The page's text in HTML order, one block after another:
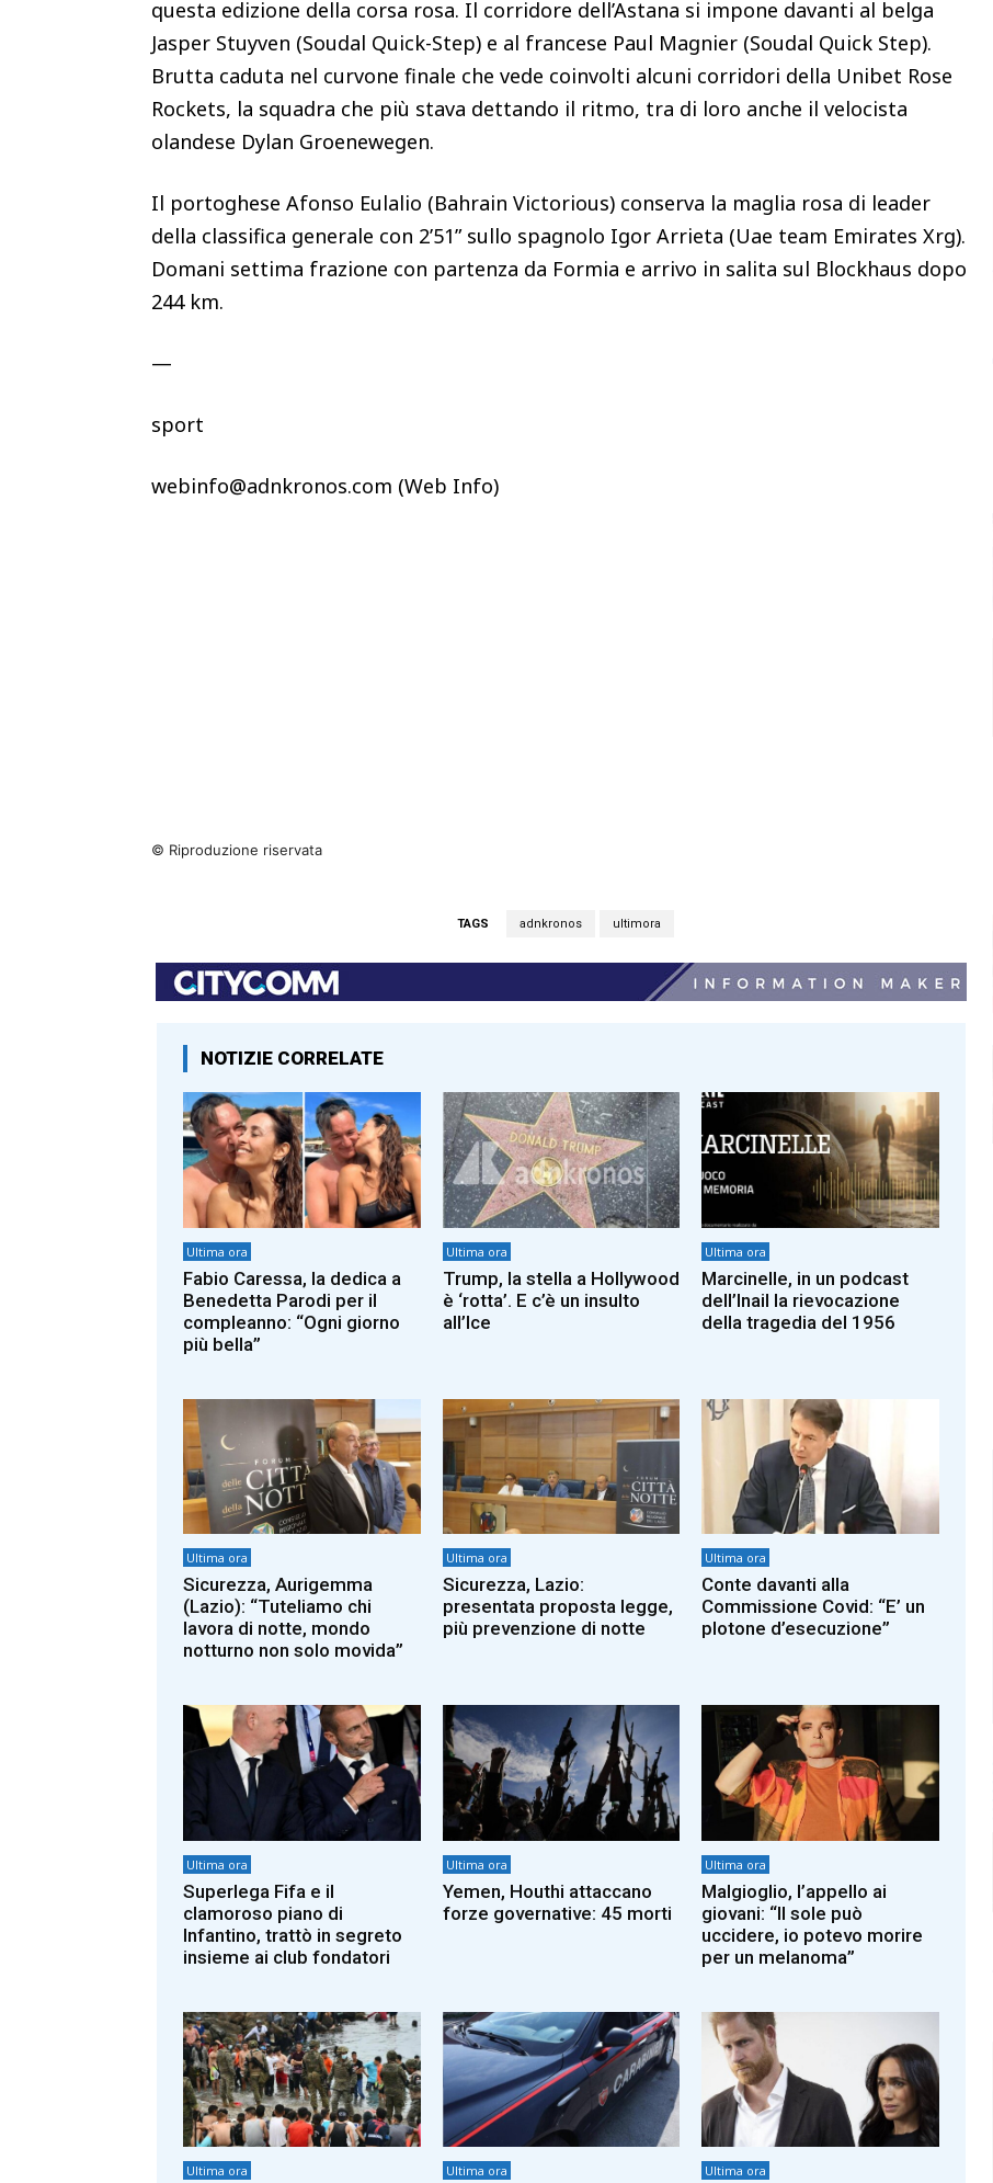
questa edizione della corsa rosa. Il corridore dell’Astana si impone davanti al belga
Jasper Stuyven (Soudal Quick-Step) e al francese Paul Magnier (Soudal Quick Step).
Brutta caduta nel curvone finale che vede coinvolti alcuni corridori della Unibet Rose
Rockets, la squadra che più stava dettando il ritmo, tra di loro anche il velocista
olandese Dylan Groenewegen.
Il portoghese Afonso Eulalio (Bahrain Victorious) conserva la maglia rosa di leader
della classifica generale con 2’51” sullo spagnolo Igor Arrieta (Uae team Emirates Xrg).
Domani settima frazione con partenza da Formia e arrivo in salita sul Blockhaus dopo
244 km.
—
sport
webinfo@adnkronos.com (Web Info)
© Riproduzione riservata
TAGS adnkronos ultimora
NOTIZIE CORRELATE
Ultima ora
Fabio Caressa, la dedica a
Benedetta Parodi per il
compleanno: “Ogni giorno
più bella”
Ultima ora
Trump, la stella a Hollywood
è ‘rotta’. E c’è un insulto
all’Ice
Ultima ora
Marcinelle, in un podcast
dell’Inail la rievocazione
della tragedia del 1956
Ultima ora
Sicurezza, Aurigemma
(Lazio): “Tuteliamo chi
lavora di notte, mondo
notturno non solo movida”
Ultima ora
Sicurezza, Lazio:
presentata proposta legge,
più prevenzione di notte
Ultima ora
Conte davanti alla
Commissione Covid: “E’ un
plotone d’esecuzione”
Ultima ora
Superlega Fifa e il
clamoroso piano di
Infantino, trattò in segreto
insieme ai club fondatori
Ultima ora
Yemen, Houthi attaccano
forze governative: 45 morti
Ultima ora
Malgioglio, l’appello ai
giovani: “Il sole può
uccidere, io potevo morire
per un melanoma”
Ultima ora Ultima ora Ultima ora